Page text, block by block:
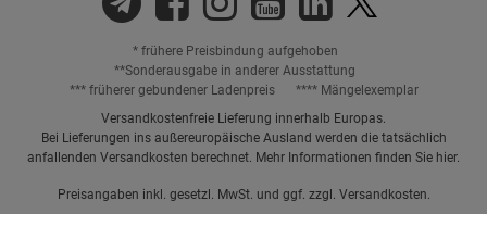
* frühere Preisbindung aufgehoben
**Sonderausgabe in anderer Ausstattung
*** früherer gebundener Ladenpreis
**** Mängelexemplar
Versandkostenfreie Lieferung innerhalb Europas.
Bei Lieferungen ins außereuropäische Ausland werden die tatsächlich
anfallenden Versandkosten berechnet. Mehr Informationen finden Sie hier.
Preisangaben inkl. gesetzl. MwSt. und ggf. zzgl. Versandkosten.